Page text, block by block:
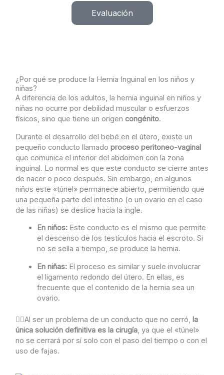
Evaluación
¿Por qué se produce la Hernia Inguinal en los niños y
niñas?
A diferencia de los adultos, la hernia inguinal en niños y
niñas no ocurre por debilidad muscular o esfuerzos
físicos, sino que tiene un origen congénito.
Durante el desarrollo del bebé en el útero, existe un
pequeño conducto llamado proceso peritoneo-vaginal
que comunica el interior del abdomen con la zona
inguinal. Lo normal es que este conducto se cierre antes
de nacer o poco después. Sin embargo, en algunos
niños este «túnel» permanece abierto, permitiendo que
una pequeña parte del intestino (o un ovario en el caso
de las niñas) se deslice hacia la ingle.
En niños: Este conducto es el mismo que permite
el descenso de los testículos hacia el escroto. Si
no se sella a tiempo, se produce la hernia.
En niñas: El proceso es similar y suele involucrar
el ligamento redondo del útero. En ellas, es
frecuente que el contenido de la hernia sea un
ovario.
👉🏼Al ser un problema de un conducto que no cerró, la
única solución definitiva es la cirugía, ya que el «túnel»
no se cerrará por sí solo con el paso del tiempo o con el
uso de fajas.